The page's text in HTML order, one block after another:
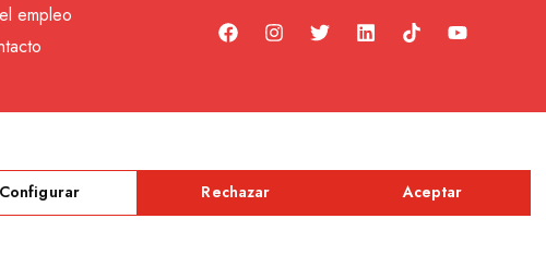
empleo
Configurar Rechazar Aceptar